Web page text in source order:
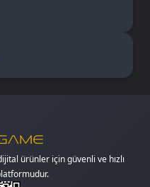
ürünler için güvenli ve hızlı